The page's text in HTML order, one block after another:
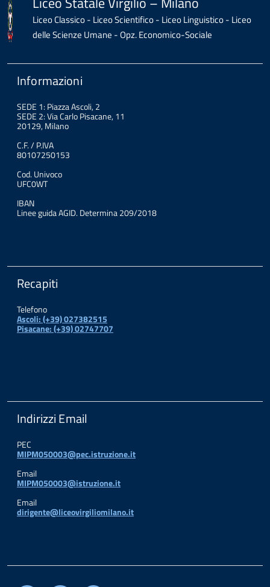
Liceo Classico - Liceo Scientifico - Liceo Linguistico - Liceo
delle Scienze Umane - Opz. Economico-Sociale
Informazioni
SEDE 1: Piazza Ascoli, 2
SEDE 2: Via Carlo Pisacane, 11
20129, Milano
C.F. / P.IVA
80107250153
Cod. Univoco
UFC0WT
IBAN
Linee guida AGID. Determina 209/2018
Recapiti
Telefono
Ascoli: (+39) 027382515
Pisacane: (+39) 02747707
Indirizzi Email
PEC
MIPM050003@pec.istruzione.it
Email
MIPM050003@istruzione.it
Email
dirigente@liceovirgiliomilano.it